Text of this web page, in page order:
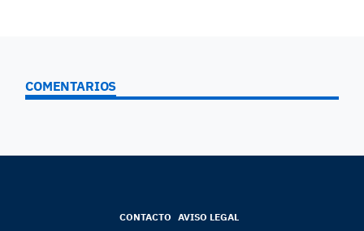
COMENTARIOS
CONTACTO AVISO LEGAL